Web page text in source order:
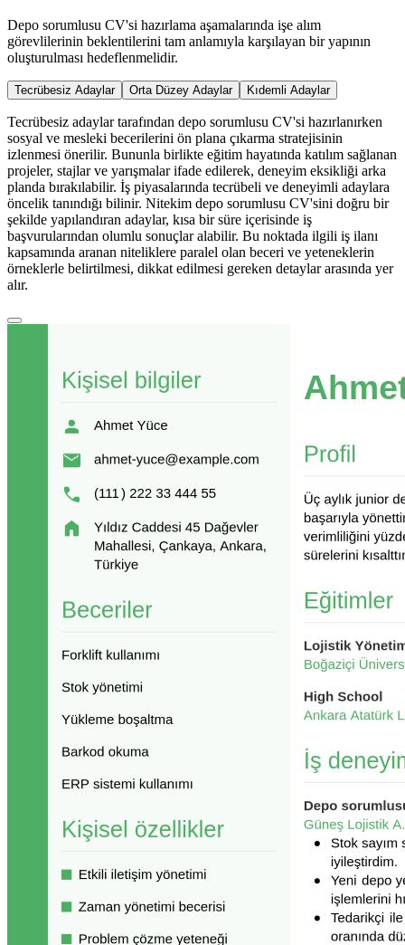
Depo sorumlusu CV'si hazırlama aşamalarında işe alım
görevlilerinin beklentilerini tam anlamıyla karşılayan bir yapının
oluşturulması hedeflenmelidir.
Tecrübesiz Adaylar Orta Düzey Adaylar Kıdemli Adaylar
Tecrübesiz adaylar tarafından depo sorumlusu CV'si hazırlanırken
sosyal ve mesleki becerilerini ön plana çıkarma stratejisinin
izlenmesi önerilir. Bununla birlikte eğitim hayatında katılım sağlanan
projeler, stajlar ve yarışmalar ifade edilerek, deneyim eksikliği arka
planda bırakılabilir. İş piyasalarında tecrübeli ve deneyimli adaylara
öncelik tanındığı bilinir. Nitekim depo sorumlusu CV'sini doğru bir
şekilde yapılandıran adaylar, kısa bir süre içerisinde iş
başvurularından olumlu sonuçlar alabilir. Bu noktada ilgili iş ilanı
kapsamında aranan niteliklere paralel olan beceri ve yeteneklerin
örneklerle belirtilmesi, dikkat edilmesi gereken detaylar arasında yer
alır.